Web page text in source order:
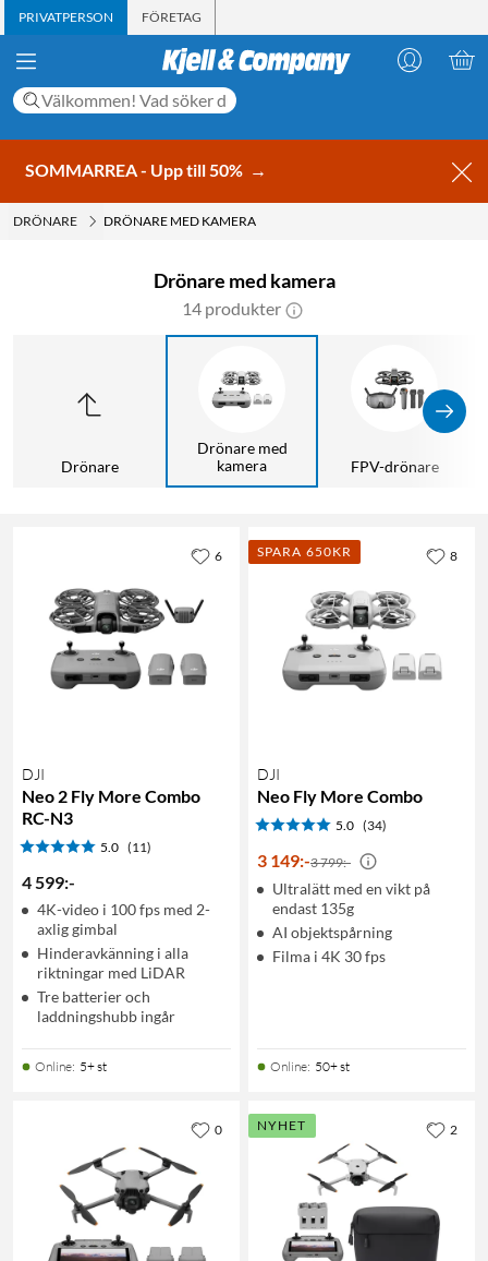
PRIVATPERSON FÖRETAG
SOMMARREA - Upp till 50% →
DRÖNARE DRÖNARE MED KAMERA
Drönare med kamera
14 produkter
Drönare
Drönare med
kamera
FPV-drönare
DJI
Neo 2 Fly More Combo
RC-N3
5.0 (11)
4 599:-
4K-video i 100 fps med 2-
axlig gimbal
Hinderavkänning i alla
riktningar med LiDAR
Tre batterier och
laddningshubb ingår
Online: 5+ st
6 SPARA 650KR
DJI
Neo Fly More Combo
5.0 (34)
3 149:-3 799:-
Ultralätt med en vikt på
endast 135g
AI objektspårning
Filma i 4K 30 fps
Online: 50+ st
8
0 NYHET 2